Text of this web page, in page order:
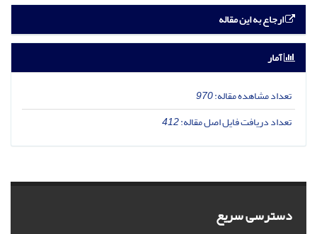
ارجاع به این مقاله
آمار
تعداد مشاهده مقاله:970
تعداد دریافت فایل اصل مقاله:412
دسترسی سریع